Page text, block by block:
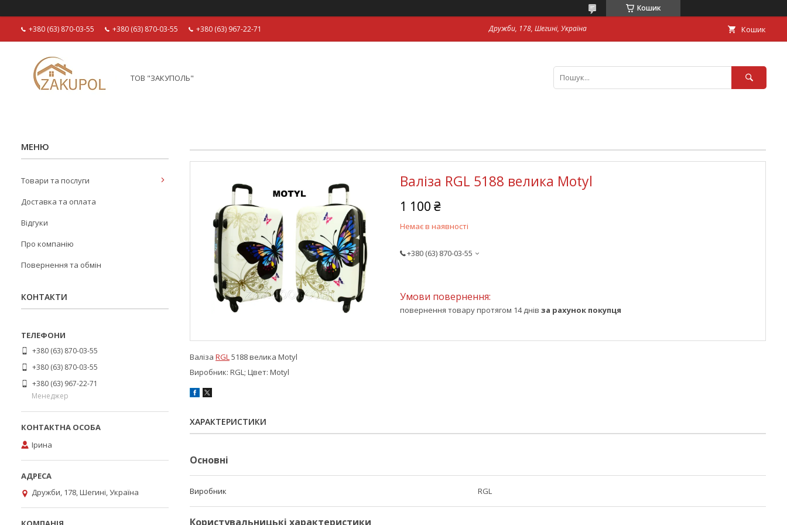
Кошик
+380 (63) 870-03-55 +380 (63) 870-03-55 +380 (63) 967-22-71 Дружби, 178, Шегині, Україна Кошик
ТОВ "ЗАКУПОЛЬ"
Валіза RGL 5188 велика Motyl
1 100 ₴
Немає в наявності
+380 (63) 870-03-55
повернення товару протягом 14 днів за рахунок покупця
Валіза RGL5188 велика Motyl
Виробник: RGL; Цвет: Motyl
ХАРАКТЕРИСТИКИ
Основні
Виробник RGL
Користувальницькі характеристики
Товари та послуги
Доставка та оплата
Відгуки
Про компанію
Повернення та обмін
КОНТАКТИ
+380 (63) 870-03-55
+380 (63) 870-03-55
+380 (63) 967-22-71
Менеджер
Ірина
Дружби, 178, Шегині, Україна